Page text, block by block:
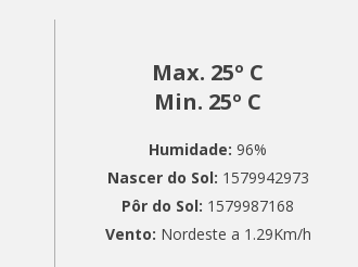
Max. 25º C
Min. 25º C
Humidade: 96%
Nascer do Sol: 1579942973
Pôr do Sol: 1579987168
Vento: Nordeste a 1.29Km/h